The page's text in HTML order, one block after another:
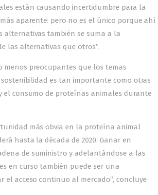
están causando incertidumbre para la
aparente: pero no es el único porque ahí
alternativas también se suma a la
las alternativas que otros”.
preocupantes que los temas
es tan importante como otras
el consumo de proteínas animales durante
más obvia en la proteína animal
hasta la década de 2020. Ganar en
de suministro y adelantándose a las
en curso también puede ser una
acceso continuo al mercado”, concluye